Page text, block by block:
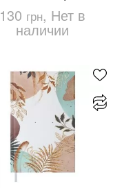
130 грн, Нет в
наличии